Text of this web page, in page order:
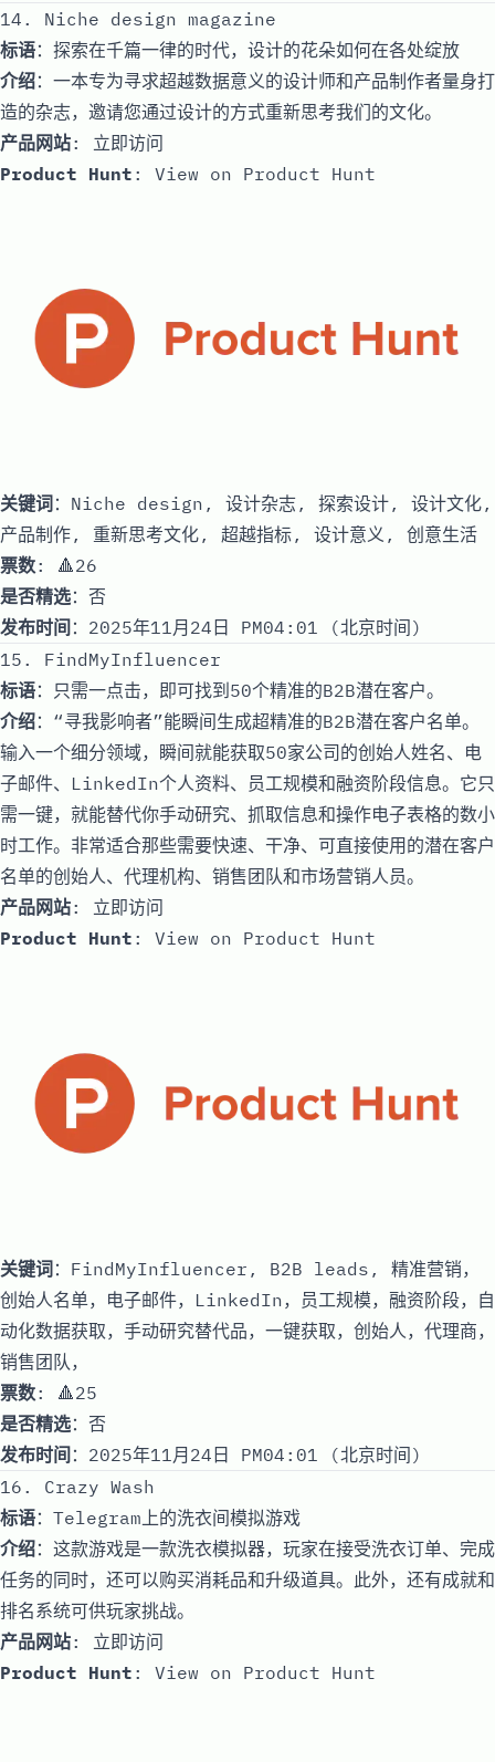
14. Niche design magazine
标语：探索在千篇一律的时代，设计的花朵如何在各处绽放
介绍：一本专为寻求超越数据意义的设计师和产品制作者量身打
造的杂志，邀请您通过设计的方式重新思考我们的文化。
产品网站: 立即访问
Product Hunt : View on Product Hunt
关键词 ：Niche design, 设计杂志, 探索设计, 设计文化,
产品制作, 重新思考文化, 超越指标, 设计意义, 创意生活
票数: 🔺26
是否精选：否
发布时间 ：2025年11月24日 PM04:01 (北京时间)
15. FindMyInfluencer
标语：只需一点击，即可找到50个精准的B2B潜在客户。
介绍：“寻我影响者”能瞬间生成超精准的B2B潜在客户名单。
输入一个细分领域，瞬间就能获取50家公司的创始人姓名、电
子邮件、LinkedIn个人资料、员工规模和融资阶段信息。它只
需一键，就能替代你手动研究、抓取信息和操作电子表格的数小
时工作。非常适合那些需要快速、干净、可直接使用的潜在客户
名单的创始人、代理机构、销售团队和市场营销人员。
产品网站: 立即访问
Product Hunt : View on Product Hunt
关键词：FindMyInfluencer, B2B leads, 精准营销，
创始人名单，电子邮件，LinkedIn，员工规模，融资阶段，自
动化数据获取，手动研究替代品，一键获取，创始人，代理商，
销售团队，
票数: 🔺25
是否精选：否
发布时间 ：2025年11月24日 PM04:01 (北京时间)
16. Crazy Wash
标语：Telegram上的洗衣间模拟游戏
介绍：这款游戏是一款洗衣模拟器，玩家在接受洗衣订单、完成
任务的同时，还可以购买消耗品和升级道具。此外，还有成就和
排名系统可供玩家挑战。
产品网站: 立即访问
Product Hunt : View on Product Hunt